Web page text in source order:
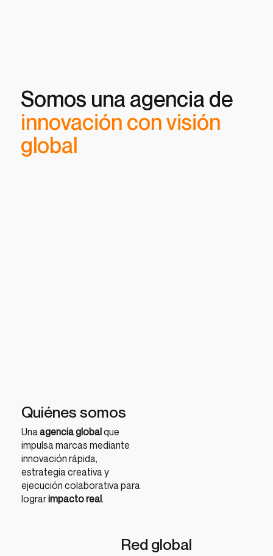
Somos una agencia de
innovación con visión
global
Quiénes somos
Unaagencia globalque
impulsa marcas mediante
innovación rápida,
estrategia creativa y
ejecución colaborativa para
lograrimpacto real.
Red global